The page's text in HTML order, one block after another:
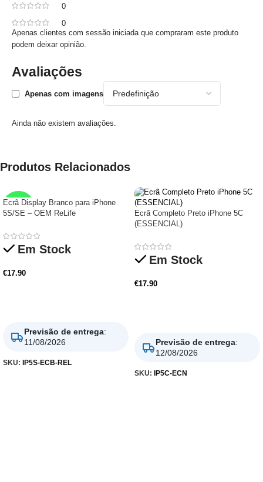
0
0
Avaliações
Apenas com imagens
Ainda não existem avaliações.
Apenas clientes com sessão iniciada que compraram este produto
podem deixar opinião.
Produtos Relacionados
RELIFE
Ecrã Display Branco para iPhone
5S/SE – OEM ReLife
Em Stock
€17.90
Previsão de entrega:
11/08/2026
SKU: IP5S-ECB-REL
Ecrã Completo Preto iPhone 5C
(ESSENCIAL)
Em Stock
€17.90
Previsão de entrega:
12/08/2026
SKU: IP5C-ECN